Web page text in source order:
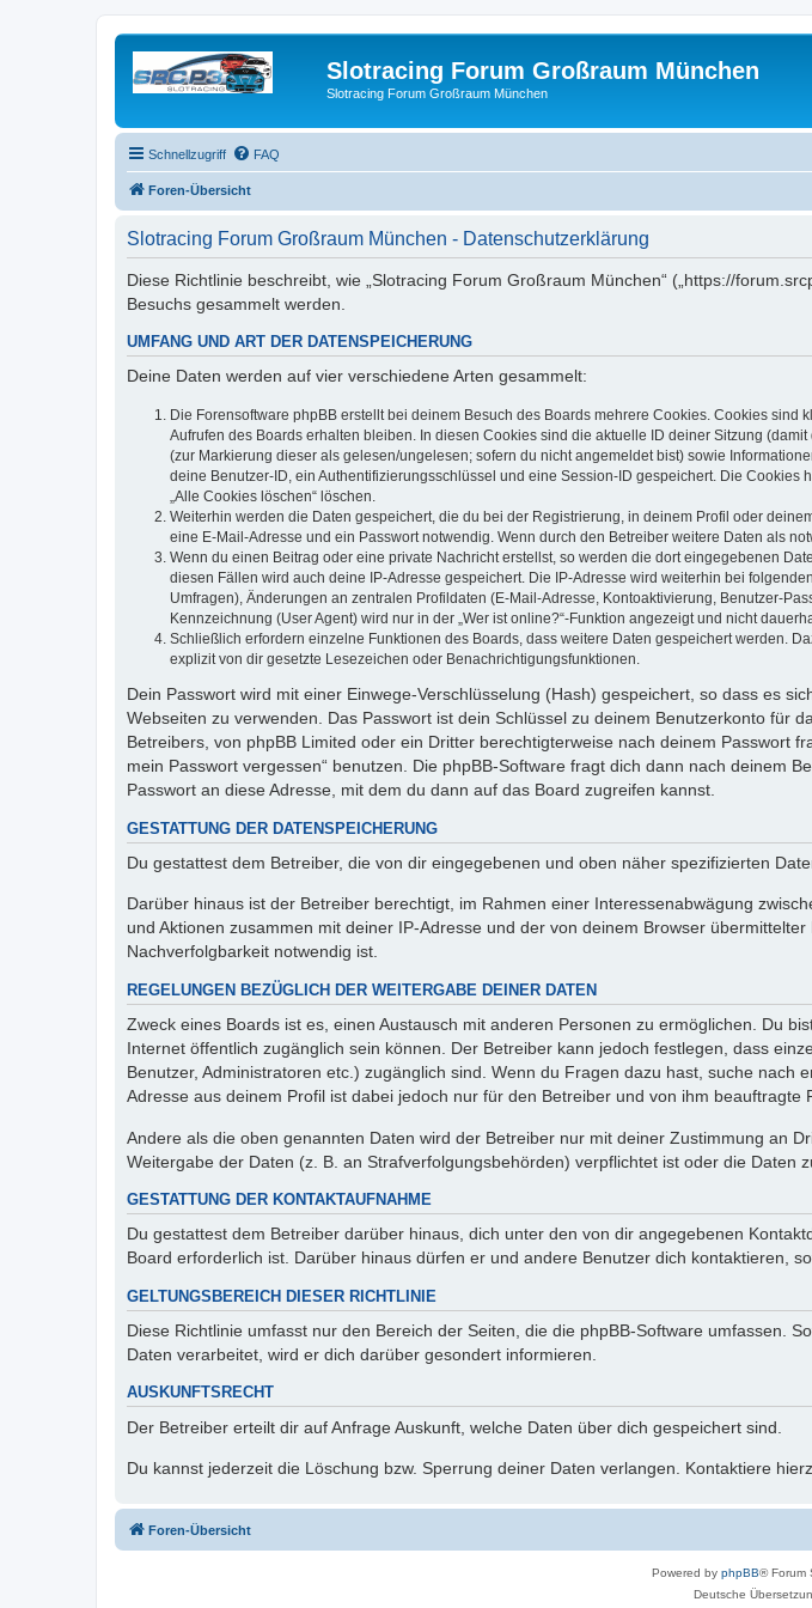
Slotracing Forum Großraum München
Slotracing Forum Großraum München
Schnellzugriff FAQ
Foren-Übersicht
Slotracing Forum Großraum München - Datenschutzerklärung
Diese Richtlinie beschreibt, wie „Slotracing Forum Großraum München“ („https://
Besuchs gesammelt werden.
UMFANG UND ART DER DATENSPEICHERUNG
Deine Daten werden auf vier verschiedene Arten gesammelt:
Die Forensoftware phpBB erstellt bei deinem Besuch des Boards mehrere Cookies. Cookies
Aufrufen des Boards erhalten bleiben. In diesen Cookies sind die aktuelle ID deiner Sitzung
(zur Markierung dieser als gelesen/ungelesen; sofern du nicht angemeldet bist) sowie
deine Benutzer-ID, ein Authentifizierungsschlüssel und eine Session-ID gespeichert. Die
„Alle Cookies löschen“ löschen.
Weiterhin werden die Daten gespeichert, die du bei der Registrierung, in deinem Profil oder
eine E-Mail-Adresse und ein Passwort notwendig. Wenn durch den Betreiber weitere Daten als
Wenn du einen Beitrag oder eine private Nachricht erstellst, so werden die dort eingegebenen
diesen Fällen wird auch deine IP-Adresse gespeichert. Die IP-Adresse wird weiterhin bei
Umfragen), Änderungen an zentralen Profildaten (E-Mail-Adresse, Kontoaktivierung, Benutzer-
Kennzeichnung (User Agent) wird nur in der „Wer ist online?“-Funktion angezeigt und nicht
Schließlich erfordern einzelne Funktionen des Boards, dass weitere Daten gespeichert werden.
explizit von dir gesetzte Lesezeichen oder Benachrichtigungsfunktionen.
Dein Passwort wird mit einer Einwege-Verschlüsselung (Hash) gespeichert, so dass es
Webseiten zu verwenden. Das Passwort ist dein Schlüssel zu deinem Benutzerkonto für
Betreibers, von phpBB Limited oder ein Dritter berechtigterweise nach deinem Passwort
mein Passwort vergessen“ benutzen. Die phpBB-Software fragt dich dann nach deinem
Passwort an diese Adresse, mit dem du dann auf das Board zugreifen kannst.
GESTATTUNG DER DATENSPEICHERUNG
Du gestattest dem Betreiber, die von dir eingegebenen und oben näher spezifizierten
Darüber hinaus ist der Betreiber berechtigt, im Rahmen einer Interessenabwägung
und Aktionen zusammen mit deiner IP-Adresse und der von deinem Browser
Nachverfolgbarkeit notwendig ist.
REGELUNGEN BEZÜGLICH DER WEITERGABE DEINER DATEN
Zweck eines Boards ist es, einen Austausch mit anderen Personen zu ermöglichen. Du
Internet öffentlich zugänglich sein können. Der Betreiber kann jedoch festlegen, dass
Benutzer, Administratoren etc.) zugänglich sind. Wenn du Fragen dazu hast, suche
Adresse aus deinem Profil ist dabei jedoch nur für den Betreiber und von ihm beauftragte
Andere als die oben genannten Daten wird der Betreiber nur mit deiner Zustimmung an
Weitergabe der Daten (z. B. an Strafverfolgungsbehörden) verpflichtet ist oder die Daten
GESTATTUNG DER KONTAKTAUFNAHME
Du gestattest dem Betreiber darüber hinaus, dich unter den von dir angegebenen
Board erforderlich ist. Darüber hinaus dürfen er und andere Benutzer dich kontaktieren,
GELTUNGSBEREICH DIESER RICHTLINIE
Diese Richtlinie umfasst nur den Bereich der Seiten, die die phpBB-Software umfassen.
Daten verarbeitet, wird er dich darüber gesondert informieren.
AUSKUNFTSRECHT
Der Betreiber erteilt dir auf Anfrage Auskunft, welche Daten über dich gespeichert sind.
Du kannst jederzeit die Löschung bzw. Sperrung deiner Daten verlangen. Kontaktiere
Foren-Übersicht
Powered by phpBB® Forum
Deutsche